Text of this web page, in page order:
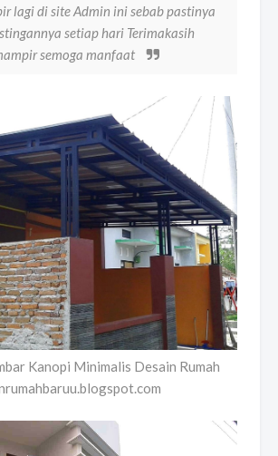
lagi di site Admin ini sebab pastinya
setiap hari Terimakasih
semoga manfaat
Kanopi Minimalis Desain Rumah